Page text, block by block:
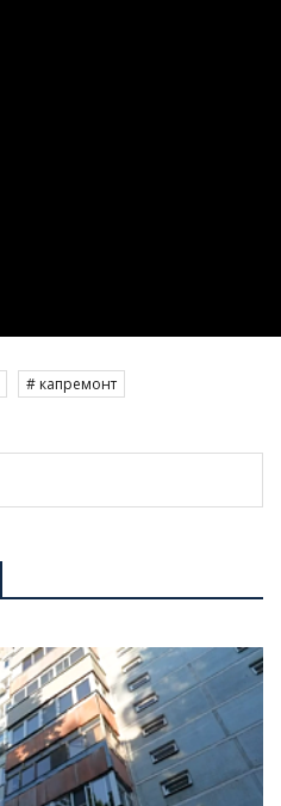
# капремонт